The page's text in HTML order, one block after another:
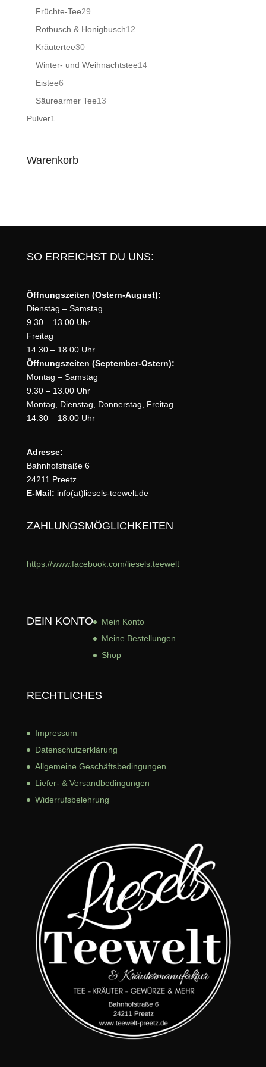
Früchte-Tee2929
Produkte
Rotbusch & Honigbusch1212
Kräutertee3030
Produkte
Winter- und Weihnachtstee1414
Eistee66
Produkte
Säurearmer Tee1313
Pulver1
Warenkorb
SO ERREICHST DU UNS:
Öffnungszeiten (Ostern-August):
Dienstag – Samstag
9.30 – 13.00 Uhr
Freitag
14.30 – 18.00 Uhr
Öffnungszeiten (September-Ostern):
Montag – Samstag
9.30 – 13.00 Uhr
Montag, Dienstag, Donnerstag, Freitag
14.30 – 18.00 Uhr
Adresse:
Bahnhofstraße 6
24211 Preetz
E-Mail: info(at)liesels-teewelt.de
ZAHLUNGSMÖGLICHKEITEN
https://www.facebook.com/liesels.teewelt
DEIN KONTO
Mein Konto
Meine Bestellungen
Shop
RECHTLICHES
Impressum
Datenschutzerklärung
Allgemeine Geschäftsbedingungen
Liefer- & Versandbedingungen
Widerrufsbelehrung